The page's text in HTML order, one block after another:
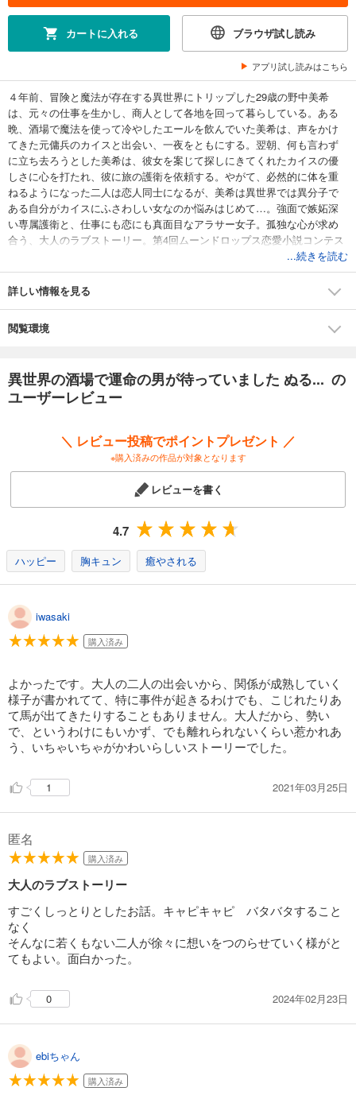
カートに入れる ブラウザ試し読み
アプリ試し読みはこちら
４年前、冒険と魔法が存在する異世界にトリップした29歳の野中美希
は、元々の仕事を生かし、商人として各地を回って暮らしている。ある
晩、酒場で魔法を使って冷やしたエールを飲んでいた美希は、声をかけ
てきた元傭兵のカイスと出会い、一夜をともにする。翌朝、何も言わず
に立ち去ろうとした美希は、彼女を案じて探しにきてくれたカイスの優
しさに心を打たれ、彼に旅の護衛を依頼する。やがて、必然的に体を重
ねるようになった二人は恋人同士になるが、美希は異世界では異分子で
ある自分がカイスにふさわしい女なのか悩みはじめて…。強面で嫉妬深
い専属護衛と、仕事にも恋にも真面目なアラサー女子。孤独な心が求め
合う、大人のラブストーリー。第4回ムーンドロップス恋愛小説コンテス
...続きを読む
詳しい情報を見る
閲覧環境
異世界の酒場で運命の男が待っていました ぬる... の
ユーザーレビュー
＼ レビュー投稿でポイントプレゼント ／
※購入済みの作品が対象となります
レビューを書く
4.7
ハッピー 胸キュン 癒やされる
iwasaki
購入済み
よかったです。大人の二人の出会いから、関係が成熟していく
様子が書かれてて、特に事件が起きるわけでも、こじれたりあ
て馬が出てきたりすることもありません。大人だから、勢い
で、というわけにもいかず、でも離れられないくらい惹かれあ
う、いちゃいちゃがかわいらしいストーリーでした。
1 2021年03月25日
匿名
購入済み
大人のラブストーリー
すごくしっとりとしたお話。キャピキャピ バタバタすること
なく
そんなに若くもない二人が徐々に想いをつのらせていく様がと
てもよい。面白かった。
0 2024年02月23日
ebiちゃん
購入済み